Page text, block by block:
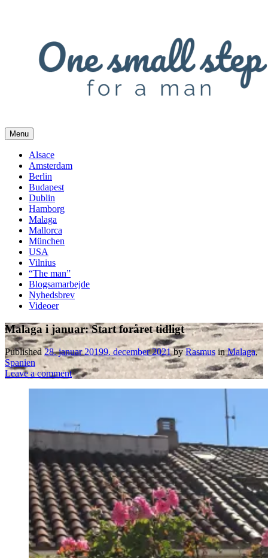
Menu
Alsace
Amsterdam
Berlin
Budapest
Dublin
Hamborg
Malaga
Mallorca
München
USA
Vilnius
“The man”
Blogsamarbejde
Nyhedsbrev
Videoer
Malaga i januar: Start foråret tidligt
Published 28. januar 20199. december 2021byRasmus inMalaga,
Spanien
Leave a comment